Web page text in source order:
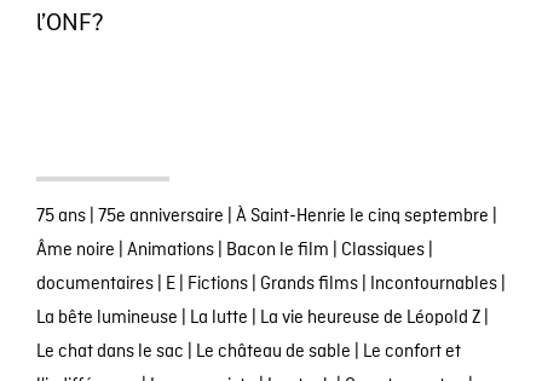
l’ONF?
75 ans| 75e anniversaire | À Saint-Henrie le cinq septembre |
Âme noire | Animations| Bacon le film | Classiques|
documentaires| E| Fictions| Grands films| Incontournables|
La bête lumineuse | La lutte | La vie heureuse de Léopold Z|
Le chat dans le sac | Le château de sable | Le confort et